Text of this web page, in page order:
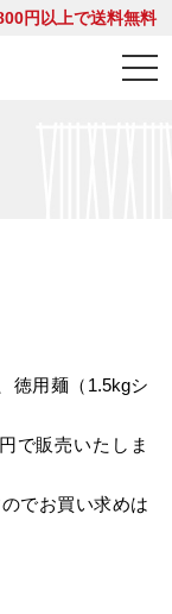
円以上で送料無料
徳用麺（1.5kgシ
で販売いたしま
でお買い求めは